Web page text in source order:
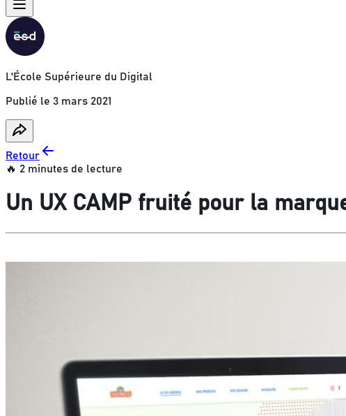
L'École Supérieure du Digital
Publié le 3 mars 2021
Retour
🔥 2 minutes de lecture
Un UX CAMP fruité pour la